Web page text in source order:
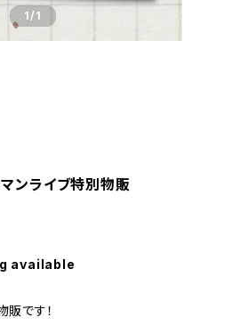
1/1
ンライブ特別物販
available
販です！